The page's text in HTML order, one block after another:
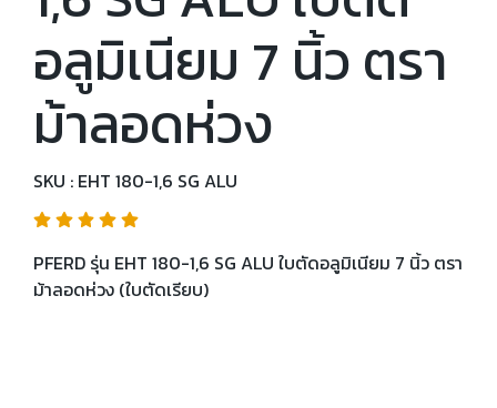
อลูมิเนียม 7 นิ้ว ตรา
ม้าลอดห่วง
SKU : EHT 180-1,6 SG ALU
PFERD รุ่น EHT 180-1,6 SG ALU ใบตัดอลูมิเนียม 7 นิ้ว ตรา
ม้าลอดห่วง (ใบตัดเรียบ)